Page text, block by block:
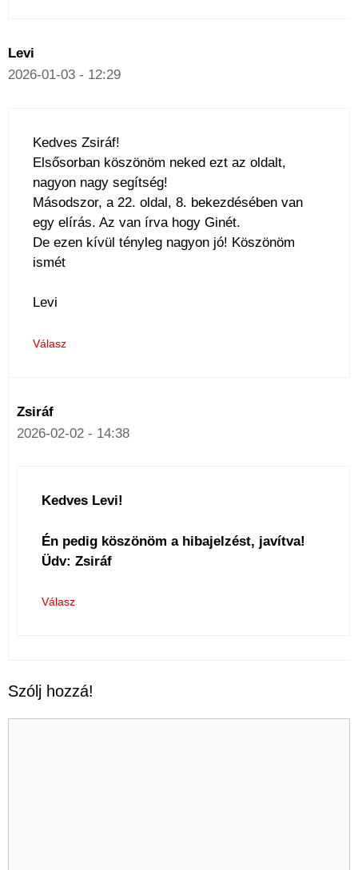
Levi
2026-01-03 - 12:29
Kedves Zsiráf!
Elsősorban köszönöm neked ezt az oldalt,
nagyon nagy segítség!
Másodszor, a 22. oldal, 8. bekezdésében van
egy elírás. Az van írva hogy Ginét.
De ezen kívül tényleg nagyon jó! Köszönöm
ismét
Levi
Válasz
Zsiráf
2026-02-02 - 14:38
Kedves Levi!
Én pedig köszönöm a hibajelzést, javítva!
Üdv: Zsiráf
Válasz
Szólj hozzá!